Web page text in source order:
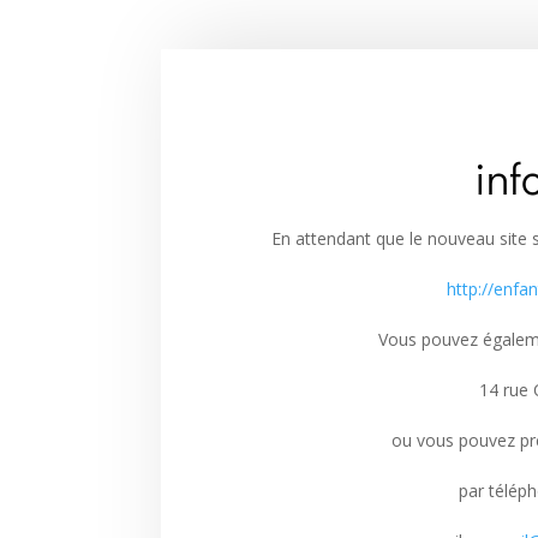
En attendant que le nouveau site
http://
Vous pouvez
14 rue
ou vous pouvez
par